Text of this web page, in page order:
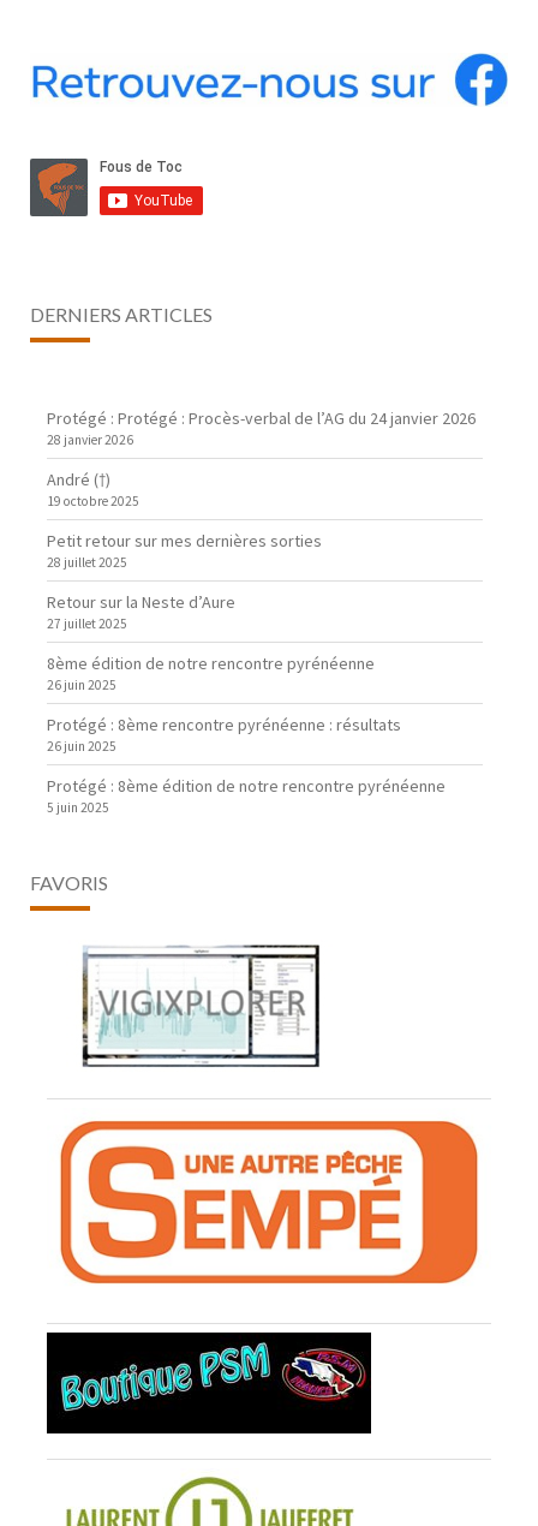
DERNIERS ARTICLES
Protégé : Protégé : Procès-verbal de l’AG du 24 janvier 2026
28 janvier 2026
André (†)
19 octobre 2025
Petit retour sur mes dernières sorties
28 juillet 2025
Retour sur la Neste d’Aure
27 juillet 2025
8ème édition de notre rencontre pyrénéenne
26 juin 2025
Protégé : 8ème rencontre pyrénéenne : résultats
26 juin 2025
Protégé : 8ème édition de notre rencontre pyrénéenne
5 juin 2025
FAVORIS